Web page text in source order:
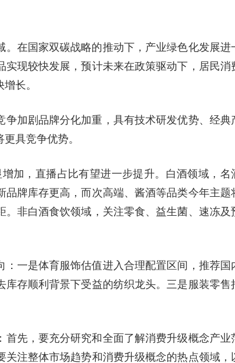
在国家双碳战略的推动下，产业绿色化发展进
现较快发展，预计未来在政策驱动下，居民消
长。
加剧品牌分化加重，具有技术研发优势、经典
具竞争优势。
加，直播占比有望进一步提升。白酒领域，名
牌库存更高，而次高端、酱酒等品类今年主题
非白酒食饮领域，关注零食、益生菌、速冻及
一是体育服饰估值进入合理配置区间，推荐国
存顺利背景下受益的纺织龙头。三是服装零售
先，要充分研究和全面了解消费升级概念产业
注整体市场趋势和消费升级概念的热点领域，